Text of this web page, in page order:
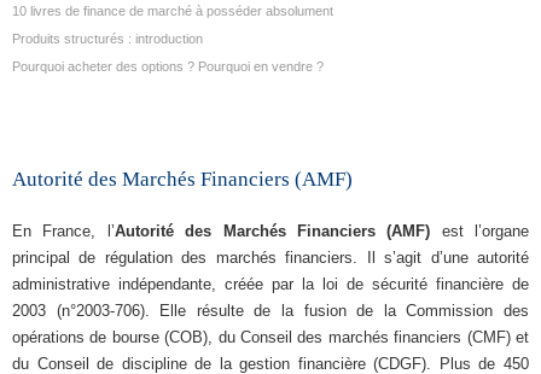
10 livres de finance de marché à posséder absolument
Produits structurés : introduction
Pourquoi acheter des options ? Pourquoi en vendre ?
Autorité des Marchés Financiers (AMF)
En France, l’Autorité des Marchés Financiers (AMF) est l’organe
principal de régulation des marchés financiers. Il s’agit d’une autorité
administrative indépendante, créée par la loi de sécurité financière de
2003 (n°2003-706). Elle résulte de la fusion de la Commission des
opérations de bourse (COB), du Conseil des marchés financiers (CMF) et
du Conseil de discipline de la gestion financière (CDGF). Plus de 450